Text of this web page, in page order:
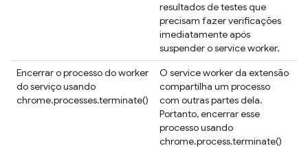
resultados de testes que
precisam fazer verificações
imediatamente após
suspender o service worker.
Encerrar o processo do worker
do serviço usando
chrome.processes.terminate()
O service worker da extensão
compartilha um processo
com outras partes dela.
Portanto, encerrar esse
processo usando
chrome.process.terminate()